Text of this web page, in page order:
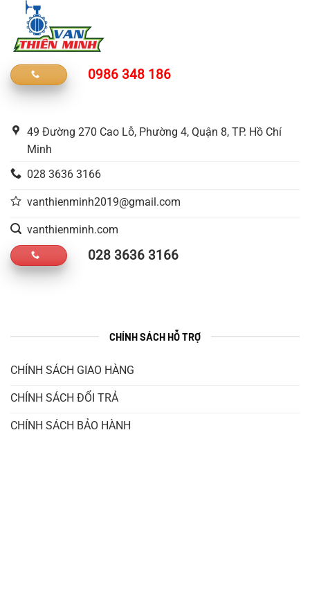
0986 348 186
49 Đường 270 Cao Lỗ, Phường 4, Quận 8, TP. Hồ Chí
Minh
028 3636 3166
vanthienminh2019@gmail.com
vanthienminh.com
028 3636 3166
CHÍNH SÁCH HỖ TRỢ
CHÍNH SÁCH GIAO HÀNG
CHÍNH SÁCH ĐỔI TRẢ
CHÍNH SÁCH BẢO HÀNH